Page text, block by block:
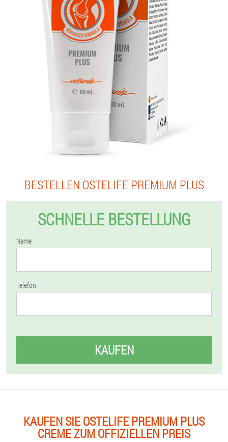
BESTELLEN OSTELIFE PREMIUM PLUS
SCHNELLE BESTELLUNG
Name
Telefon
KAUFEN
KAUFEN SIE OSTELIFE PREMIUM PLUS
CREME ZUM OFFIZIELLEN PREIS